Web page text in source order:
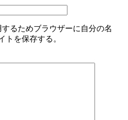
るためブラウザーに自分の名
トを保存する。